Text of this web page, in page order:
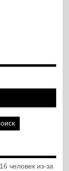
человек из-за